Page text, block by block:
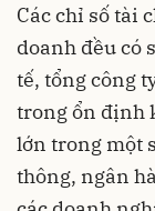
Các chỉ số tài
doanh đều có
tế, tổng công
trong ổn định
lớn trong một
thông, ngân